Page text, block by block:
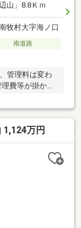
山」8.8Ｋｍ
牧村大字海ノ口
南道路
管理料は変わ
費等が掛かり
万円